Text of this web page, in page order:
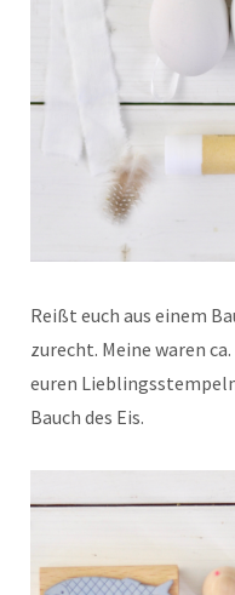
Reißt euch aus einem
zurecht. Meine waren
euren
Bauch des Eis.